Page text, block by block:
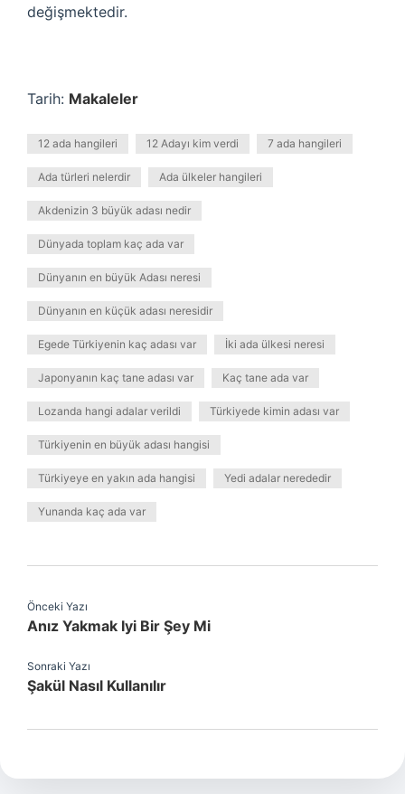
değişmektedir.
Tarih: Makaleler
12 ada hangileri 12 Adayı kim verdi 7 ada hangileri
Ada türleri nelerdir Ada ülkeler hangileri
Akdenizin 3 büyük adası nedir
Dünyada toplam kaç ada var
Dünyanın en büyük Adası neresi
Dünyanın en küçük adası neresidir
Egede Türkiyenin kaç adası var İki ada ülkesi neresi
Japonyanın kaç tane adası var Kaç tane ada var
Lozanda hangi adalar verildi Türkiyede kimin adası var
Türkiyenin en büyük adası hangisi
Türkiyeye en yakın ada hangisi Yedi adalar nerededir
Yunanda kaç ada var
Önceki Yazı
Anız Yakmak Iyi Bir Şey Mi
Sonraki Yazı
Şakül Nasıl Kullanılır